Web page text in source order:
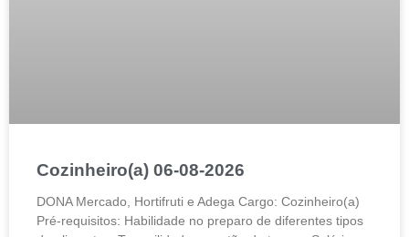
Cozinheiro(a) 06-08-2026
DONA Mercado, Hortifruti e Adega Cargo: Cozinheiro(a)
Pré-requisitos: Habilidade no preparo de diferentes tipos